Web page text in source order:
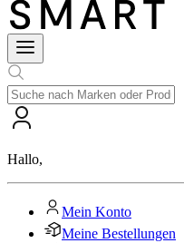
Hallo,
Mein Konto
Meine Bestellungen